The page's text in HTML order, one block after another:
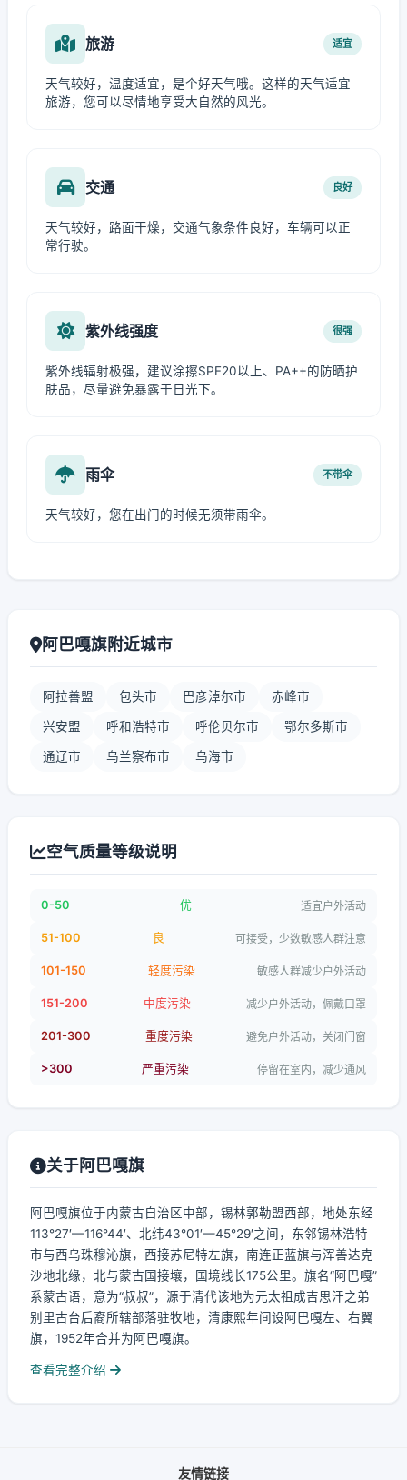
旅游 适宜
天气较好，温度适宜，是个好天气哦。这样的天气适宜
旅游，您可以尽情地享受大自然的风光。
交通 良好
天气较好，路面干燥，交通气象条件良好，车辆可以正
常行驶。
紫外线强度 很强
紫外线辐射极强，建议涂擦SPF20以上、PA++的防晒护
肤品，尽量避免暴露于日光下。
雨伞 不带伞
天气较好，您在出门的时候无须带雨伞。
阿巴嘎旗附近城市
阿拉善盟 包头市 巴彦淖尔市 赤峰市
兴安盟 呼和浩特市 呼伦贝尔市 鄂尔多斯市
通辽市 乌兰察布市 乌海市
空气质量等级说明
0-50 优 适宜户外活动
51-100 良 可接受，少数敏感人群注意
101-150 轻度污染 敏感人群减少户外活动
151-200 中度污染 减少户外活动，佩戴口罩
201-300 重度污染 避免户外活动，关闭门窗
>300 严重污染 停留在室内，减少通风
关于阿巴嘎旗
阿巴嘎旗位于内蒙古自治区中部，锡林郭勒盟西部，地处东经
113°27′—116°44′、北纬43°01′—45°29′之间，东邻锡林浩特
市与西乌珠穆沁旗，西接苏尼特左旗，南连正蓝旗与浑善达克
沙地北缘，北与蒙古国接壤，国境线长175公里。旗名“阿巴嘎”
系蒙古语，意为“叔叔”，源于清代该地为元太祖成吉思汗之弟
别里古台后裔所辖部落驻牧地，清康熙年间设阿巴嘎左、右翼
旗，1952年合并为阿巴嘎旗。
查看完整介绍
友情链接